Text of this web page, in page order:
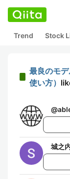
Trend Stock
最良のモ
使い方）
@
城之